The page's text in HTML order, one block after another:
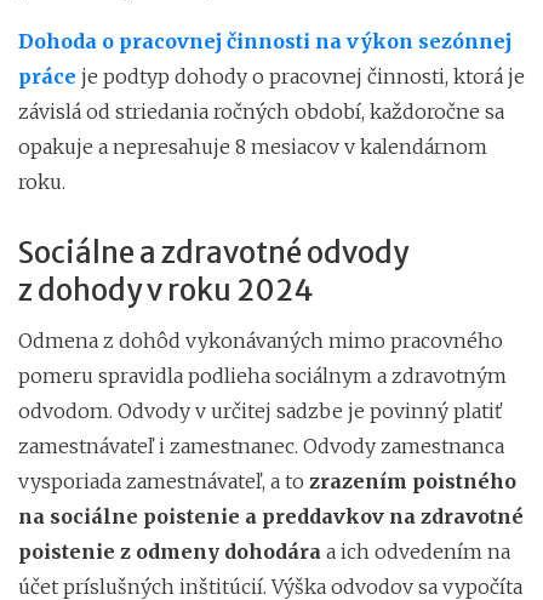
Dohoda o pracovnej činnosti na výkon sezónnej
práce je podtyp dohody o pracovnej činnosti, ktorá je
závislá od striedania ročných období, každoročne sa
opakuje a nepresahuje 8 mesiacov v kalendárnom
roku.
Sociálne a zdravotné odvody
z dohody v roku 2024
Odmena z dohôd vykonávaných mimo pracovného
pomeru spravidla podlieha sociálnym a zdravotným
odvodom. Odvody v určitej sadzbe je povinný platiť
zamestnávateľ i zamestnanec. Odvody zamestnanca
vysporiada zamestnávateľ, a to zrazením poistného
na sociálne poistenie a preddavkov na zdravotné
poistenie z odmeny dohodára a ich odvedením na
účet príslušných inštitúcií. Výška odvodov sa vypočíta